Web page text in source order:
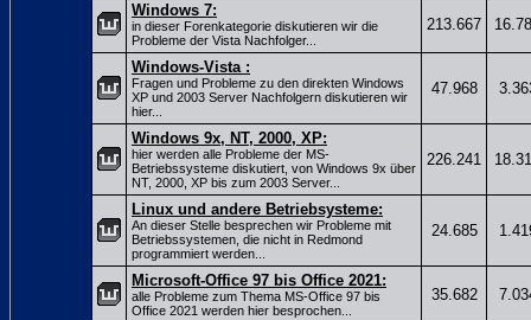
Windows 7:
in dieser Forenkategorie diskutieren wir die
Probleme der Vista Nachfolger...
213.667
Windows-Vista :
Fragen und Probleme zu den direkten Windows
XP und 2003 Server Nachfolgern diskutieren wir
hier...
47.968
Windows 9x, NT, 2000, XP:
hier werden alle Probleme der MS-
Betriebssysteme diskutiert, von Windows 9x über
NT, 2000, XP bis zum 2003 Server...
226.241
Linux und andere Betriebsysteme:
An dieser Stelle besprechen wir Probleme mit
Betriebssystemen, die nicht in Redmond
programmiert werden...
24.685
Microsoft-Office 97 bis Office 2021:
alle Probleme zum Thema MS-Office 97 bis
Office 2021 werden hier besprochen...
35.682